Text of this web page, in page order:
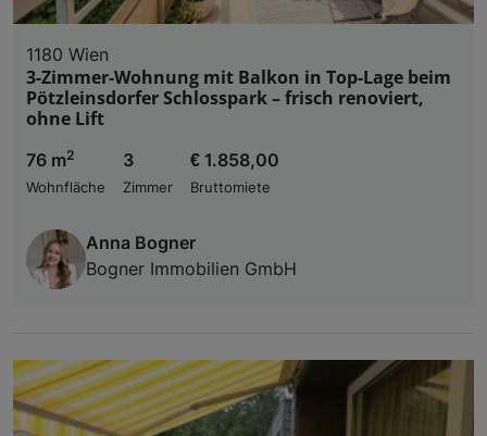
1180 Wien
3-Zimmer-Wohnung mit Balkon in Top-Lage beim
Pötzleinsdorfer Schlosspark – frisch renoviert,
ohne Lift
76 m2
Wohnfläche
3
Zimmer
€ 1.858,00
Bruttomiete
Anna Bogner
Bogner Immobilien GmbH